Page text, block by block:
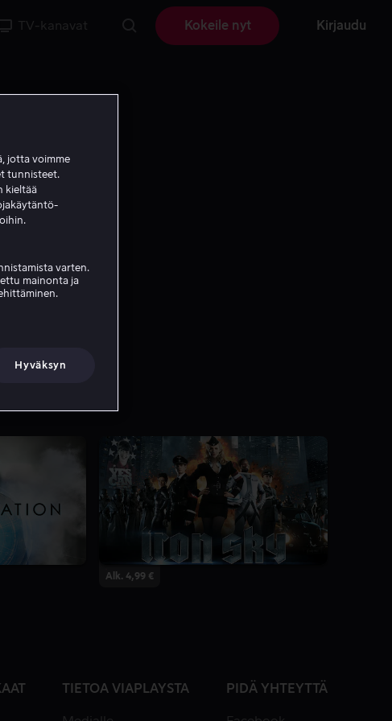
TV-kanavat Kokeile nyt Kirjaudu
Alk. 4,99 €
TIETOA VIAPLAYSTA PIDÄ YHTEYTTÄ
jotta voimme
tunnisteet.
kieltää
varten.
mainonta ja
Hyväksyn